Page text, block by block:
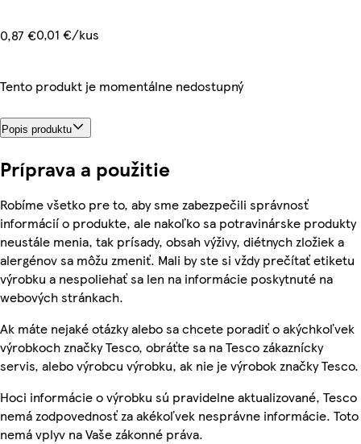
0,87 €0,01 €/kus
Tento produkt je momentálne nedostupný
Popis produktu
Príprava a použitie
Robíme všetko pre to, aby sme zabezpečili správnosť
informácií o produkte, ale nakoľko sa potravinárske produkty
neustále menia, tak prísady, obsah výživy, diétnych zložiek a
alergénov sa môžu zmeniť. Mali by ste si vždy prečítať etiketu
výrobku a nespoliehať sa len na informácie poskytnuté na
webových stránkach.
Ak máte nejaké otázky alebo sa chcete poradiť o akýchkoľvek
výrobkoch značky Tesco, obráťte sa na Tesco zákaznícky
servis, alebo výrobcu výrobku, ak nie je výrobok značky Tesco.
Hoci informácie o výrobku sú pravidelne aktualizované, Tesco
nemá zodpovednosť za akékoľvek nesprávne informácie. Toto
nemá vplyv na Vaše zákonné práva.